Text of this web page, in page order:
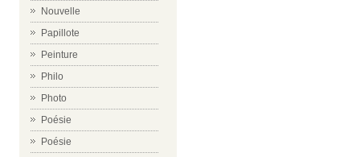
Nouvelle
Papillote
Peinture
Philo
Photo
Poésie
Poésie